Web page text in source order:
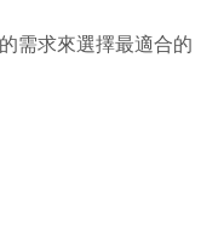
需求來選擇最適合的